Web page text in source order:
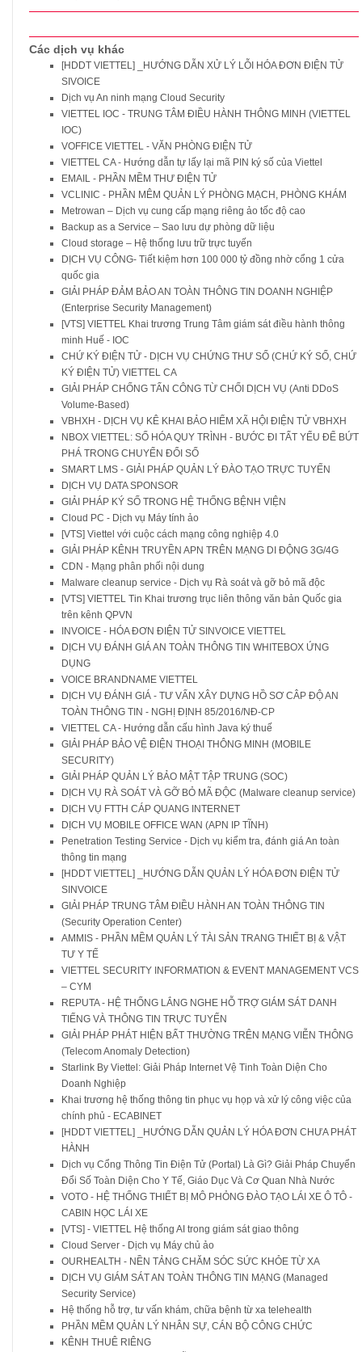
Các dịch vụ khác
[HDDT VIETTEL] _HƯỚNG DẪN XỬ LÝ LỖI HÓA ĐƠN ĐIỆN TỬ
SIVOICE
Dịch vụ An ninh mạng Cloud Security
VIETTEL IOC - TRUNG TÂM ĐIỀU HÀNH THÔNG MINH (VIETTEL
IOC)
VOFFICE VIETTEL - VĂN PHÒNG ĐIỆN TỬ
VIETTEL CA - Hướng dẫn tự lấy lại mã PIN ký số của Viettel
EMAIL - PHẦN MỀM THƯ ĐIỆN TỬ
VCLINIC - PHẦN MÊM QUẢN LÝ PHÒNG MẠCH, PHÒNG KHÁM
Metrowan – Dịch vụ cung cấp mạng riêng ảo tốc độ cao
Backup as a Service – Sao lưu dự phòng dữ liệu
Cloud storage – Hệ thống lưu trữ trực tuyến
DỊCH VỤ CÔNG- Tiết kiệm hơn 100 000 tỷ đồng nhờ cổng 1 cửa
quốc gia
GIẢI PHÁP ĐẢM BẢO AN TOÀN THÔNG TIN DOANH NGHIỆP
(Enterprise Security Management)
[VTS] VIETTEL Khai trương Trung Tâm giám sát điều hành thông
minh Huế - IOC
CHỨ KÝ ĐIỆN TỬ - DỊCH VỤ CHỨNG THƯ SỐ (CHỨ KÝ SỐ, CHỨ
KÝ ĐIỆN TỬ) VIETTEL CA
GIẢI PHÁP CHỐNG TẤN CÔNG TỪ CHỐI DỊCH VỤ (Anti DDoS
Volume-Based)
VBHXH - DỊCH VỤ KÊ KHAI BẢO HIỂM XÃ HỘI ĐIỆN TỬ VBHXH
NBOX VIETTEL: SỐ HÓA QUY TRÌNH - BƯỚC ĐI TẤT YẾU ĐỂ BỨT
PHÁ TRONG CHUYỂN ĐỔI SỐ
SMART LMS - GIẢI PHÁP QUẢN LÝ ĐÀO TẠO TRỰC TUYẾN
DỊCH VỤ DATA SPONSOR
GIẢI PHÁP KÝ SỐ TRONG HỆ THỐNG BỆNH VIỆN
Cloud PC - Dịch vụ Máy tính ảo
[VTS] Viettel với cuộc cách mạng công nghiệp 4.0
GIẢI PHÁP KÊNH TRUYỀN APN TRÊN MẠNG DI ĐỘNG 3G/4G
CDN - Mạng phân phối nội dung
Malware cleanup service - Dịch vụ Rà soát và gỡ bỏ mã độc
[VTS] VIETTEL Tin Khai trương trục liên thông văn bản Quốc gia
trên kênh QPVN
INVOICE - HÓA ĐƠN ĐIỆN TỬ SINVOICE VIETTEL
DỊCH VỤ ĐÁNH GIÁ AN TOÀN THÔNG TIN WHITEBOX ỨNG
DỤNG
VOICE BRANDNAME VIETTEL
DỊCH VỤ ĐÁNH GIÁ - TƯ VẤN XÂY DỰNG HỒ SƠ CÂP ĐỘ AN
TOÀN THÔNG TIN - NGHỊ ĐỊNH 85/2016/NĐ-CP
VIETTEL CA - Hướng dẫn cấu hình Java ký thuế
GIẢI PHÁP BẢO VỆ ĐIỆN THOẠI THÔNG MINH (MOBILE
SECURITY)
GIẢI PHÁP QUẢN LÝ BẢO MẬT TẬP TRUNG (SOC)
DỊCH VỤ RÀ SOÁT VÀ GỠ BỎ MÃ ĐỘC (Malware cleanup service)
DỊCH VỤ FTTH CÁP QUANG INTERNET
DỊCH VỤ MOBILE OFFICE WAN (APN IP TĨNH)
Penetration Testing Service - Dịch vụ kiểm tra, đánh giá An toàn
thông tin mạng
[HDDT VIETTEL] _HƯỚNG DẪN QUẢN LÝ HÓA ĐƠN ĐIỆN TỬ
SINVOICE
GIẢI PHÁP TRUNG TÂM ĐIỀU HÀNH AN TOÀN THÔNG TIN
(Security Operation Center)
AMMIS - PHẦN MỀM QUẢN LÝ TÀI SẢN TRANG THIẾT BỊ & VẬT
TƯ Y TẾ
VIETTEL SECURITY INFORMATION & EVENT MANAGEMENT VCS
– CYM
REPUTA - HỆ THỐNG LẮNG NGHE HỖ TRỢ GIÁM SÁT DANH
TIẾNG VÀ THÔNG TIN TRỰC TUYẾN
GIẢI PHÁP PHÁT HIỆN BẤT THƯỜNG TRÊN MẠNG VIỄN THÔNG
(Telecom Anomaly Detection)
Starlink By Viettel: Giải Pháp Internet Vệ Tinh Toàn Diện Cho
Doanh Nghiệp
Khai trương hệ thống thông tin phục vụ họp và xử lý công việc của
chính phủ - ECABINET
[HDDT VIETTEL] _HƯỚNG DẪN QUẢN LÝ HÓA ĐƠN CHƯA PHÁT
HÀNH
Dịch vụ Cổng Thông Tin Điện Tử (Portal) Là Gì? Giải Pháp Chuyển
Đổi Số Toàn Diện Cho Y Tế, Giáo Dục Và Cơ Quan Nhà Nước
VOTO - HỆ THỐNG THIẾT BỊ MÔ PHỎNG ĐÀO TẠO LÁI XE Ô TÔ -
CABIN HỌC LÁI XE
[VTS] - VIETTEL Hệ thống AI trong giám sát giao thông
Cloud Server - Dịch vụ Máy chủ ảo
OURHEALTH - NỀN TẢNG CHĂM SÓC SỨC KHỎE TỪ XA
DỊCH VỤ GIÁM SÁT AN TOÀN THÔNG TIN MẠNG (Managed
Security Service)
Hệ thống hỗ trợ, tư vấn khám, chữa bệnh từ xa telehealth
PHẦN MỀM QUẢN LÝ NHÂN SỰ, CÁN BỘ CÔNG CHỨC
KÊNH THUÊ RIÊNG